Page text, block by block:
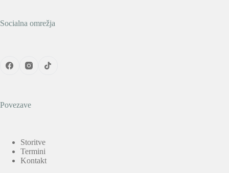
Socialna omrežja
Povezave
Storitve
Termini
Kontakt